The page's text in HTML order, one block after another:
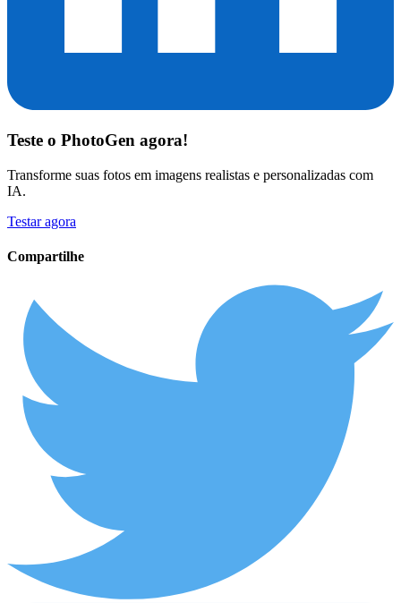
Teste o PhotoGen agora!
Transforme suas fotos em imagens realistas e personalizadas com
IA.
Testar agora
Compartilhe